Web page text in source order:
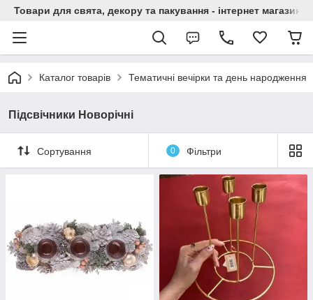
Товари для свята, декору та пакування - інтернет магазин
Каталог товарів Тематичні вечірки та день народження
Підсвічники Новорічні
Сортування 0 Фільтри